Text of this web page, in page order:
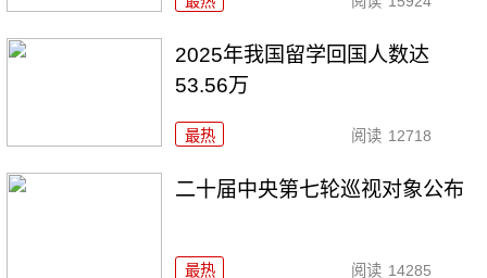
2025年我国留学回国人数达
53.56万
最热 阅读 12718
二十届中央第七轮巡视对象公布
最热 阅读 14285